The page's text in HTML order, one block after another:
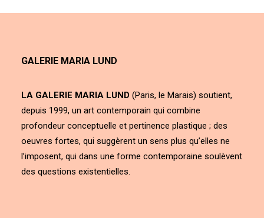
GALERIE MARIA LUND
LA GALERIE MARIA LUND (Paris, le Marais) soutient,
depuis 1999, un art contemporain qui combine
profondeur conceptuelle et pertinence plastique ; des
oeuvres fortes, qui suggèrent un sens plus qu’elles ne
l’imposent, qui dans une forme contemporaine soulèvent
des questions existentielles.